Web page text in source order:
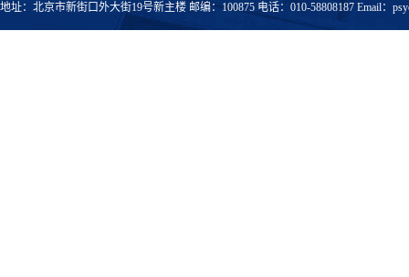
地址：北京市新街口外大街19号新主楼 邮编：100875 电话：010-58808187 Email：